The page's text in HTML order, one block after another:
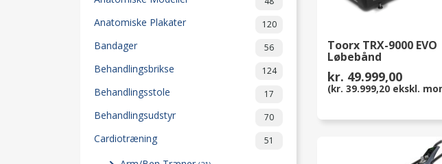
Anatomiske Plakater 120
Bandager 56
Behandlingsbrikse 124
Behandlingsstole 17
Behandlingsudstyr 70
Cardiotræning 51
Toorx TRX-9000 EVO
Løbebånd
kr. 49.999,00
(kr. 39.999,20 ekskl.